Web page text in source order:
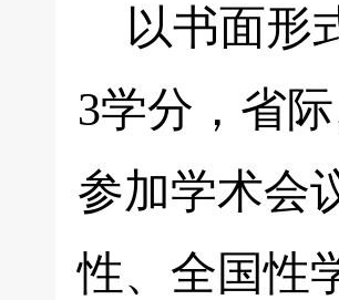
以书面形
3学分，省
参加学术会
性、全国性